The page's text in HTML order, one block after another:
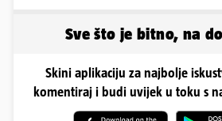
Sve što je bitno, na
Skini aplikaciju za najbolje
komentiraj i budi uvijek u toku s